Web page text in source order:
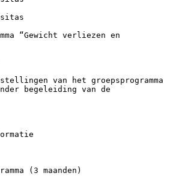
“Gewicht verliezen en
van het groepsprogramma
begeleiding van de
(3 maanden)